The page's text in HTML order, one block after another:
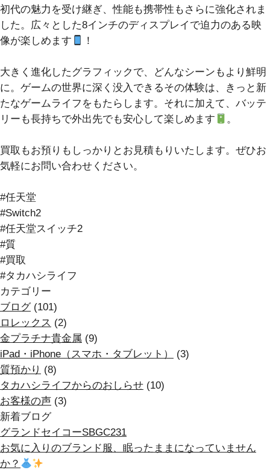
初代の魅力を受け継ぎ、性能も携帯性もさらに強化されま
した。広々とした8インチのディスプレイで迫力のある映
像が楽しめます
！
大きく進化したグラフィックで、どんなシーンもより鮮明
に。ゲームの世界に深く没入できるその体験は、きっと新
たなゲームライフをもたらします。それに加えて、バッテ
リーも長持ちで外出先でも安心して楽しめます
。
買取もお預りもしっかりとお見積もりいたします。ぜひお
気軽にお問い合わせください。
#任天堂
#Switch2
#任天堂スイッチ2
#質
#買取
#タカハシライフ
カテゴリー
ブログ(101)
ロレックス (2)
金プラチナ貴金属 (9)
iPad・iPhone（スマホ・タブレット）
(3)
質預かり (8)
タカハシライフからのおしらせ (10)
お客様の声 (3)
新着ブログ
グランドセイコーSBGC231
お気に入りのブランド服、眠ったままになっていません
か？